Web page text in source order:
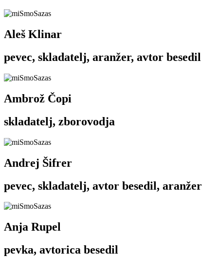
Aleš Klinar
pevec, skladatelj, aranžer, avtor besedil
Ambrož Čopi
skladatelj, zborovodja
Andrej Šifrer
pevec, skladatelj, avtor besedil, aranžer
Anja Rupel
pevka, avtorica besedil